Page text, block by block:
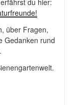
über Fragen,
Gedanken rund